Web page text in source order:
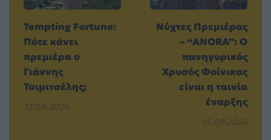
Tempting Fortune:
Πότε κάνει
πρεμιέρα ο
Γιάννης
Τσιμιτσέλης;
12.09.2024
Νύχτες Πρεμιέρας
– “ANORA”: Ο
πανηγυρικός
Χρυσός Φοίνικας
είναι η ταινία
έναρξης
13.09.2024